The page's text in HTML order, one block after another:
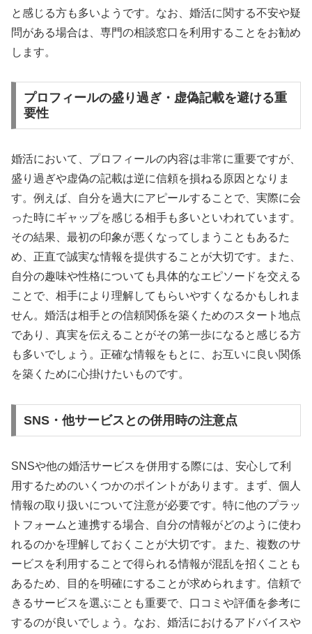
と感じる方も多いようです。なお、婚活に関する不安や疑
問がある場合は、専門の相談窓口を利用することをお勧め
します。
プロフィールの盛り過ぎ・虚偽記載を避ける重
要性
婚活において、プロフィールの内容は非常に重要ですが、
盛り過ぎや虚偽の記載は逆に信頼を損ねる原因となりま
す。例えば、自分を過大にアピールすることで、実際に会
った時にギャップを感じる相手も多いといわれています。
その結果、最初の印象が悪くなってしまうこともあるた
め、正直で誠実な情報を提供することが大切です。また、
自分の趣味や性格についても具体的なエピソードを交える
ことで、相手により理解してもらいやすくなるかもしれま
せん。婚活は相手との信頼関係を築くためのスタート地点
であり、真実を伝えることがその第一歩になると感じる方
も多いでしょう。正確な情報をもとに、お互いに良い関係
を築くために心掛けたいものです。
SNS・他サービスとの併用時の注意点
SNSや他の婚活サービスを併用する際には、安心して利
用するためのいくつかのポイントがあります。まず、個人
情報の取り扱いについて注意が必要です。特に他のプラッ
トフォームと連携する場合、自分の情報がどのように使わ
れるのかを理解しておくことが大切です。また、複数のサ
ービスを利用することで得られる情報が混乱を招くことも
あるため、目的を明確にすることが求められます。信頼で
きるサービスを選ぶことも重要で、口コミや評価を参考に
するのが良いでしょう。なお、婚活におけるアドバイスや